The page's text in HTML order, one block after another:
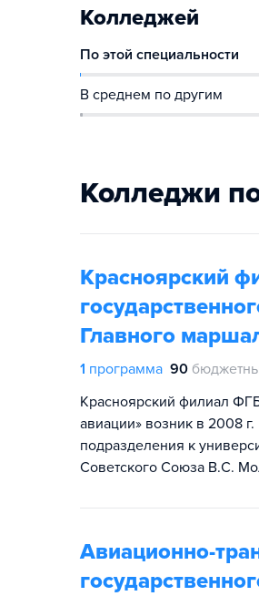
Колледжей
По этой специальности
В среднем по другим
Колледжи
Красноярский
Главного
1 программа 90
Красноярский филиал
авиации» возник в 2008
подразделения к
Советского Союза В.С.
Авиационно-